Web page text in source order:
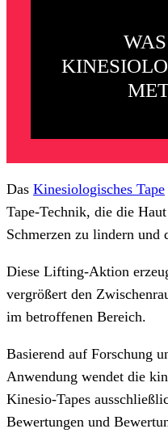
Das Kinesiologisches Tape
Tape-Technik, die die
Schmerzen zu lindern und
Diese Lifting-Aktion
vergrößert den
im betroffenen Bereich.
Basierend auf Forschung
Anwendung wendet die
Kinesio-Tapes
Bewertungen und